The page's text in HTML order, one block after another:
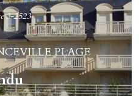
3-2523
PLAGE